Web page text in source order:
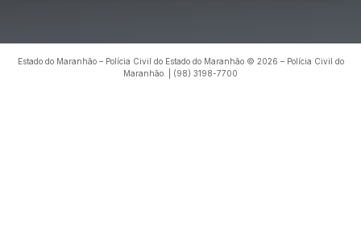
Estado do Maranhão – Polícia Civil do Estado do Maranhão © 2026 – Polícia Civil do
Maranhão. | (98) 3198-7700